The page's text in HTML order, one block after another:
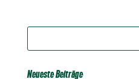
Neueste Beiträge